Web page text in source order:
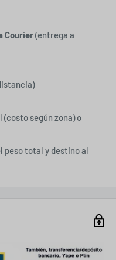
Courier(entrega a
según zona) o
peso total y destino al